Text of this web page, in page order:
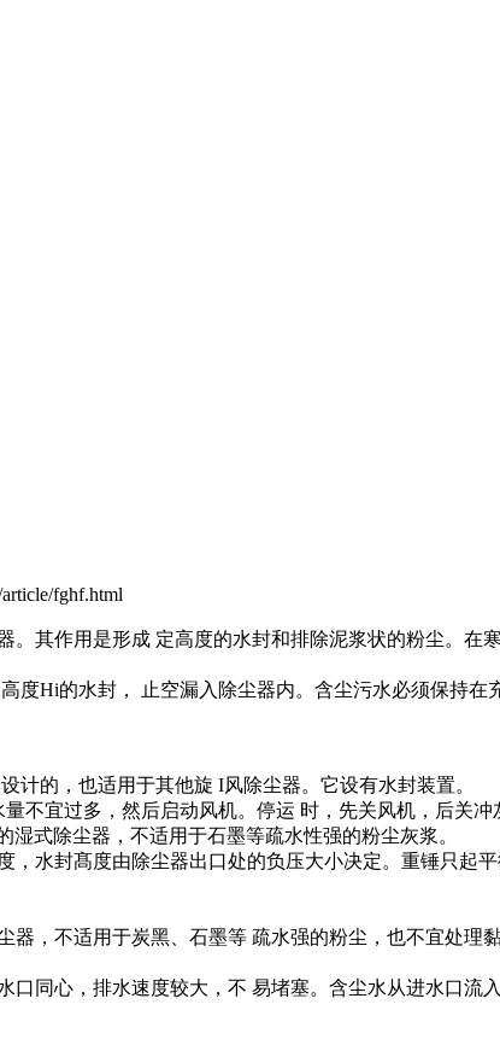
fghf.html
其作用是形成 定高度的水封和排除泥浆状的粉尘。在
Hi的水封， 止空漏入除尘器内。含尘污水必须保持在
的，也适用于其他旋 I风除尘器。它设有水封装置。
不宜过多，然后启动风机。停运 时，先关风机，后关冲
式除尘器，不适用于石墨等疏水性强的粉尘灰浆。
水封髙度由除尘器出口处的负压大小决定。重锤只起
，不适用于炭黑、石墨等 疏水强的粉尘，也不宜处理
同心，排水速度较大，不 易堵塞。含尘水从进水口流